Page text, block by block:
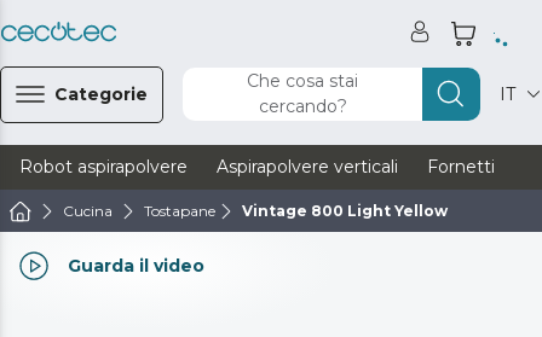
Categorie
Che cosa stai
cercando?
IT
Robot aspirapolvere Aspirapolvere verticali Fornetti
Cucina Tostapane Vintage 800 Light Yellow
Guarda il video